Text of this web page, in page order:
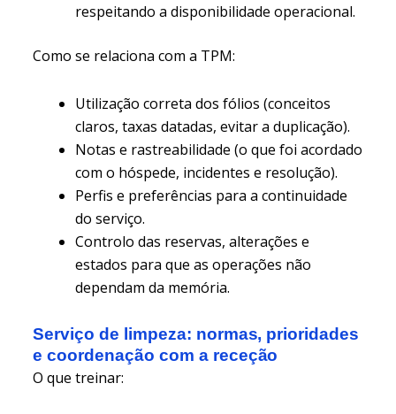
respeitando a disponibilidade operacional.
Como se relaciona com a TPM:
Utilização correta dos fólios (conceitos
claros, taxas datadas, evitar a duplicação).
Notas e rastreabilidade (o que foi acordado
com o hóspede, incidentes e resolução).
Perfis e preferências para a continuidade
do serviço.
Controlo das reservas, alterações e
estados para que as operações não
dependam da memória.
Serviço de limpeza: normas, prioridades
e coordenação com a receção
O que treinar: